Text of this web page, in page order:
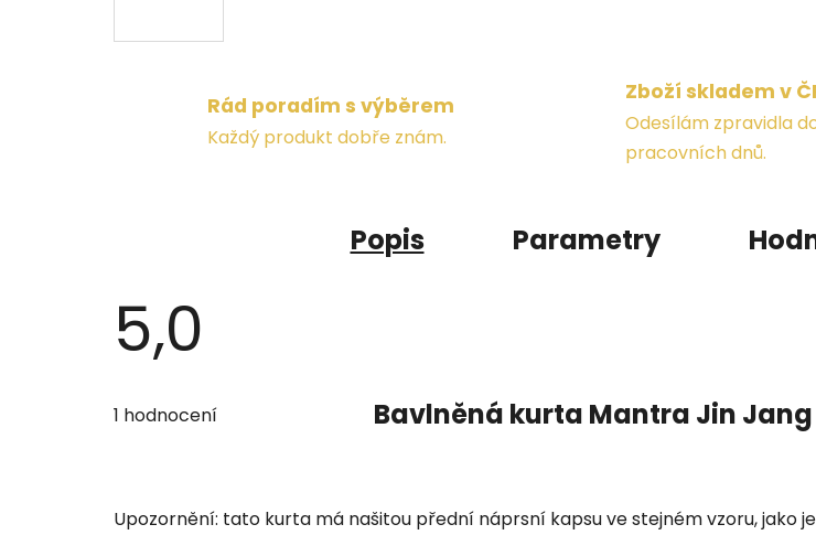
Rád poradím s výběrem
Každý produkt dobře znám.
Zboží skladem v
Odesílám zpravidla
pracovních dnů.
Popis Parametry
5,0
produktu
hvězdiček.
1 hodnocení Bavlněná kurta Mantra Jin
Upozornění: tato kurta má našitou přední náprsní kapsu ve stejném vzoru, jako